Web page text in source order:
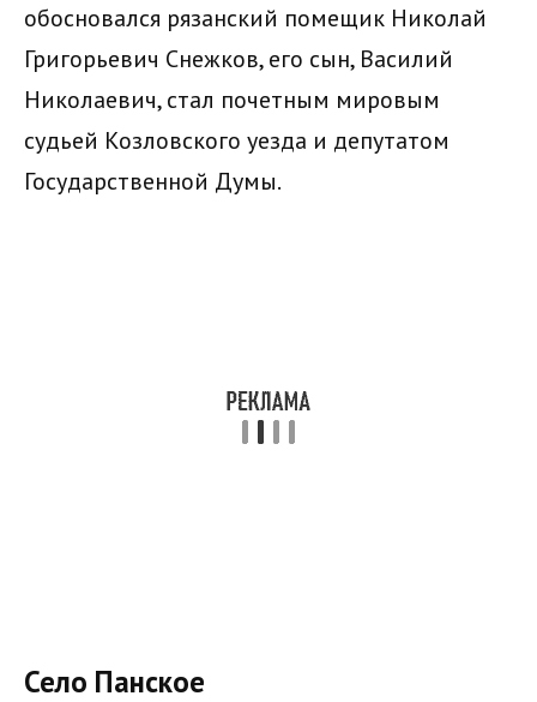
обосновался рязанский помещик Николай
Григорьевич Снежков, его сын, Василий
Николаевич, стал почетным мировым
судьей Козловского уезда и депутатом
Государственной Думы.
Село Панское